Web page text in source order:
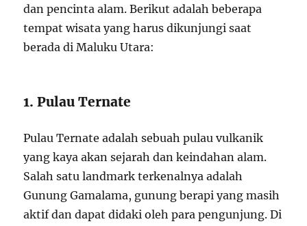
dan pencinta alam. Berikut adalah beberapa
tempat wisata yang harus dikunjungi saat
berada di Maluku Utara:
1. Pulau Ternate
Pulau Ternate adalah sebuah pulau vulkanik
yang kaya akan sejarah dan keindahan alam.
Salah satu landmark terkenalnya adalah
Gunung Gamalama, gunung berapi yang masih
aktif dan dapat didaki oleh para pengunjung. Di